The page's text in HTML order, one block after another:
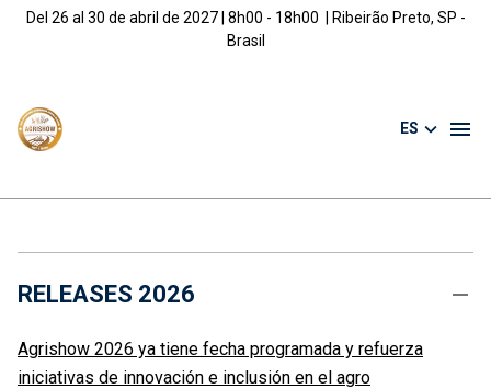
Del 26 al 30 de abril de 2027 | 8h00 - 18h00 | Ribeirão Preto, SP -
Brasil
ES
RELEASES 2026
Agrishow 2026 ya tiene fecha programada y refuerza
iniciativas de innovación e inclusión en el agro